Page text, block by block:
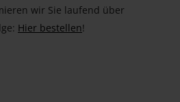
wir Sie laufend über
Hier bestellen!